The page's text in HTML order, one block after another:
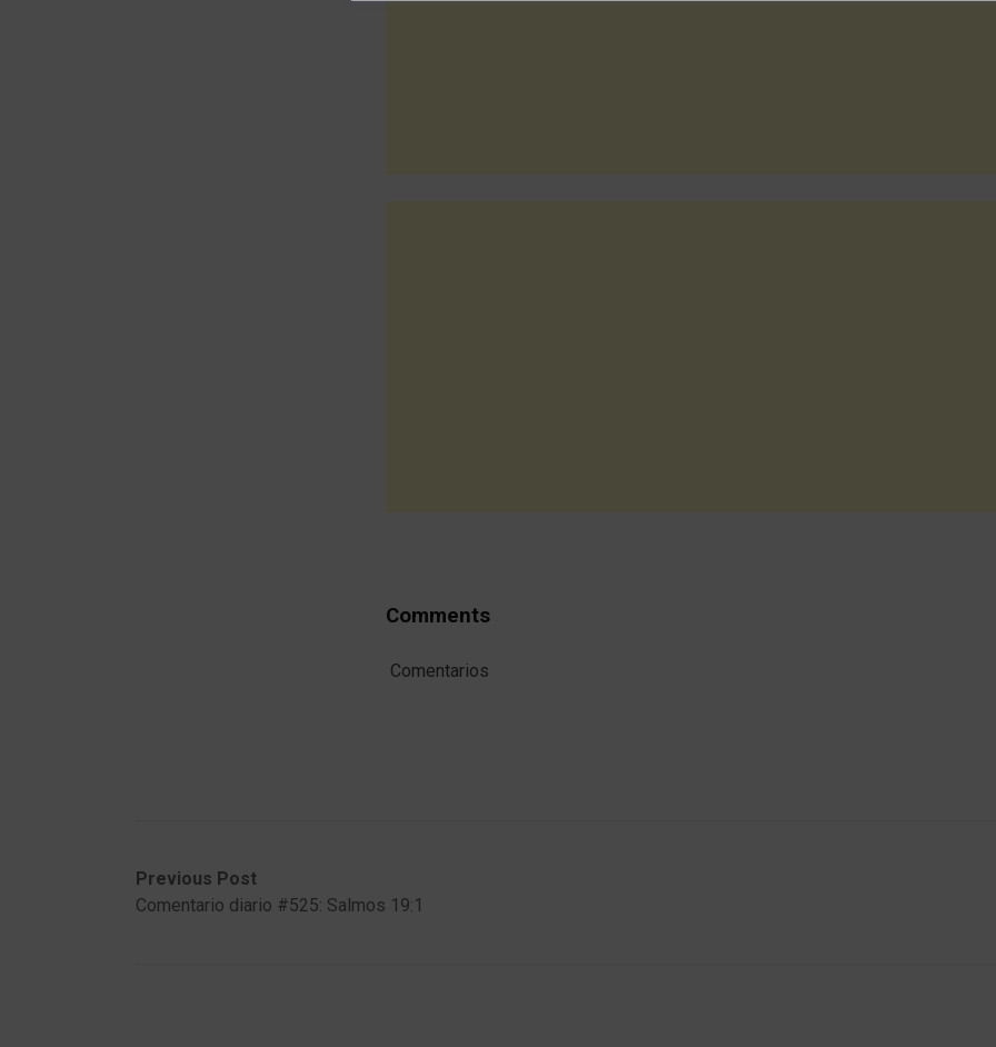
Comments
Comentarios
Previous Post
Comentario diario #525: Salmos 19:1